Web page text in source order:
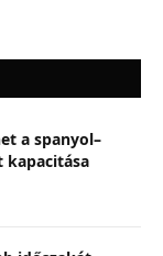
a spanyol–
kapacitása